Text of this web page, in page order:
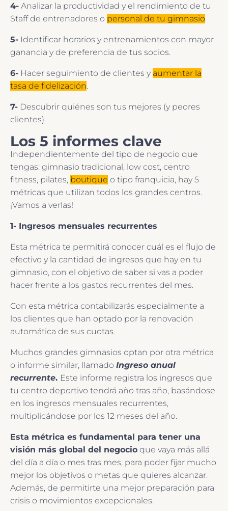
4- Analizar la productividad y el rendimiento de tu
Staff de entrenadores o personal de tu gimnasio.
5- Identificar horarios y entrenamientos con mayor
ganancia y de preferencia de tus socios.
6- Hacer seguimiento de clientes y aumentar la
tasa de fidelización.
7- Descubrir quiénes son tus mejores (y peores
clientes).
Los 5 informes clave
Independientemente del tipo de negocio que
tengas: gimnasio tradicional, low cost, centro
fitness, pilates, boutique o tipo franquicia, hay 5
métricas que utilizan todos los grandes centros.
¡Vamos a verlas!
1- Ingresos mensuales recurrentes
Esta métrica te permitirá conocer cuál es el flujo de
efectivo y la cantidad de ingresos que hay en tu
gimnasio, con el objetivo de saber si vas a poder
hacer frente a los gastos recurrentes del mes.
Con esta métrica contabilizarás especialmente a
los clientes que han optado por la renovación
automática de sus cuotas.
Muchos grandes gimnasios optan por otra métrica
o informe similar, llamado Ingreso anual
recurrente. Este informe registra los ingresos que
tu centro deportivo tendrá año tras año, basándose
en los ingresos mensuales recurrentes,
multiplicándose por los 12 meses del año.
Esta métrica es fundamental para tener una
visión más global del negocio que vaya más allá
del día a día o mes tras mes, para poder fijar mucho
mejor los objetivos o metas que quieres alcanzar.
Además, de permitirte una mejor preparación para
crisis o movimientos excepcionales.